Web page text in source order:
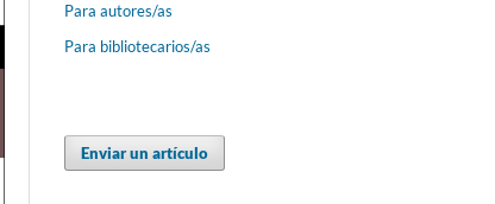
Para autores/as
Para bibliotecarios/as
Enviar un artículo